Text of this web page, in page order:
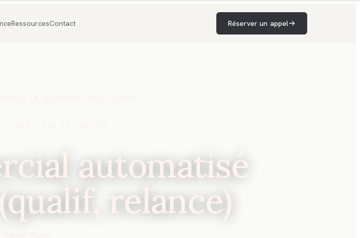
RessourcesContact Réserver un appel
03
qualification avant de toucher
au prompt
automatisé
relance)